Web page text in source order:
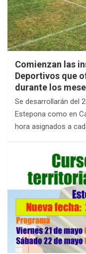
Comienzan las
Deportivos que
durante los
Se desarrollarán del
Estepona como en
hora asignados a